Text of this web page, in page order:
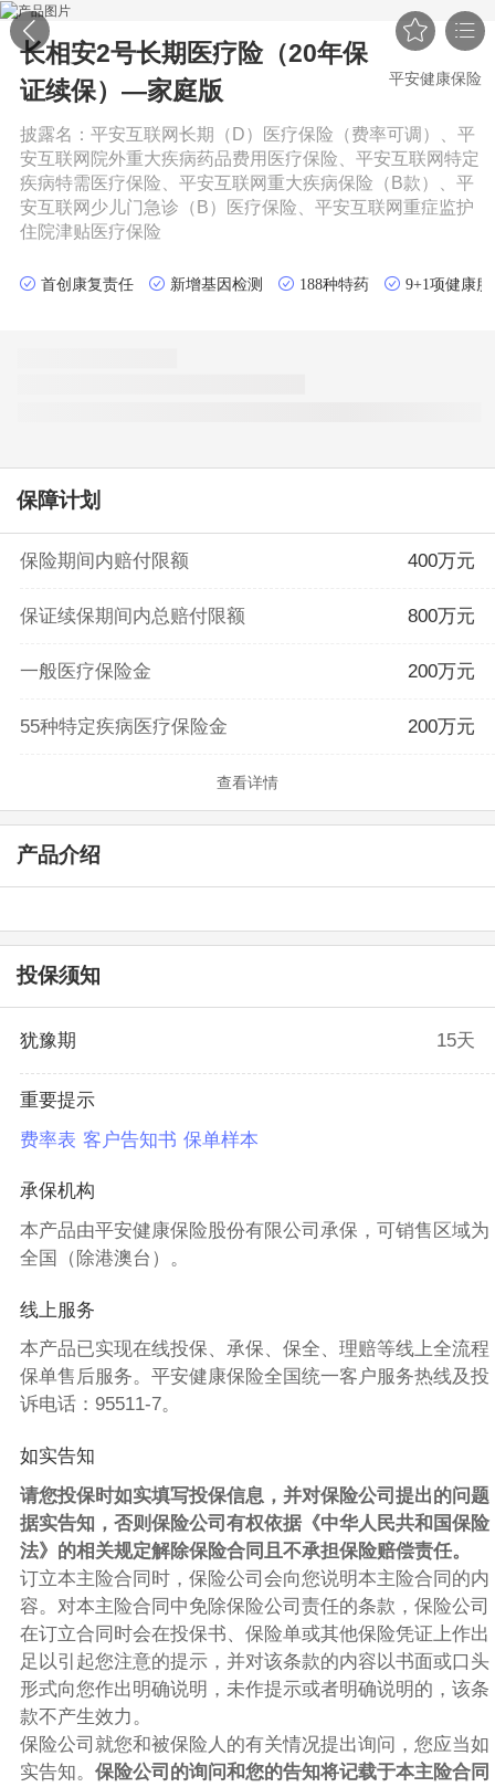
 
长相安2号长期医疗险（20年保
证续保）—家庭版
平安健康保险
披露名： 平安互联网长期（D）医疗保险（费率可调）、平
安互联网院外重大疾病药品费用医疗保险、平安互联网特定
疾病特需医疗保险、平安互联网重大疾病保险（B款）、平
安互联网少儿门急诊（B）医疗保险、平安互联网重症监护
住院津贴医疗保险
首创康复责任 新增基因检测 188种特药 9+1项健康
保障计划
保险期间内赔付限额 400万元
保证续保期间内总赔付限额 800万元
一般医疗保险金 200万元
55种特定疾病医疗保险金 200万元
查看详情
产品介绍
投保须知
犹豫期 15天
重要提示
费率表 客户告知书 保单样本
承保机构
本产品由平安健康保险股份有限公司承保，可销售区域为
全国（除港澳台）。
线上服务
本产品已实现在线投保、承保、保全、理赔等线上全流程
保单售后服务。平安健康保险全国统一客户服务热线及投
诉电话：95511-7。
如实告知
请您投保时如实填写投保信息，并对保险公司提出的问题
据实告知，否则保险公司有权依据《中华人民共和国保险
法》的相关规定解除保险合同且不承担保险赔偿责任。
订立本主险合同时，保险公司会向您说明本主险合同的内
容。对本主险合同中免除保险公司责任的条款，保险公司
在订立合同时会在投保书、保险单或其他保险凭证上作出
足以引起您注意的提示，并对该条款的内容以书面或口头
形式向您作出明确说明，未作提示或者明确说明的，该条
款不产生效力。
保险公司就您和被保险人的有关情况提出询问，您应当如
实告知。 保险公司的询问和您的告知将记载于本主险合同